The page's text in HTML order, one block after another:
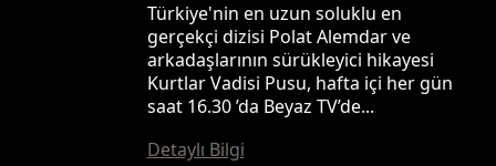
Türkiye'nin en uzun soluklu en
gerçekçi dizisi Polat Alemdar ve
arkadaşlarının sürükleyici hikayesi
Kurtlar Vadisi Pusu, hafta içi her gün
saat 16.30 ’da Beyaz TV’de...
Detaylı Bilgi